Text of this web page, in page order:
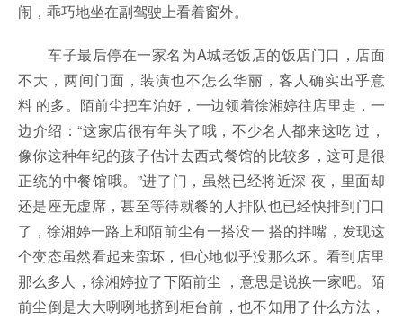
闹，乖巧地坐在副驾驶上看着窗外。
车子最后停在一家名为A城老饭店的饭店门口，店面
不大，两间门面，装潢也不怎么华丽，客人确实出乎意
料 的多。陌前尘把车泊好，一边领着徐湘婷往店里走，一
边介绍：“这家店很有年头了哦，不少名人都来这吃 过，
像你这种年纪的孩子估计去西式餐馆的比较多，这可是很
正统的中餐馆哦。”进了门，虽然已经将近深 夜，里面却
还是座无虚席，甚至等待就餐的人排队也已经快排到门口
了，徐湘婷一路上和陌前尘有一搭没一 搭的拌嘴，发现这
个变态虽然看起来蛮坏，但心地似乎没那么坏。看到店里
那么多人，徐湘婷拉了下陌前尘 ，意思是说换一家吧。陌
前尘倒是大大咧咧地挤到柜台前，也不知用了什么方法，